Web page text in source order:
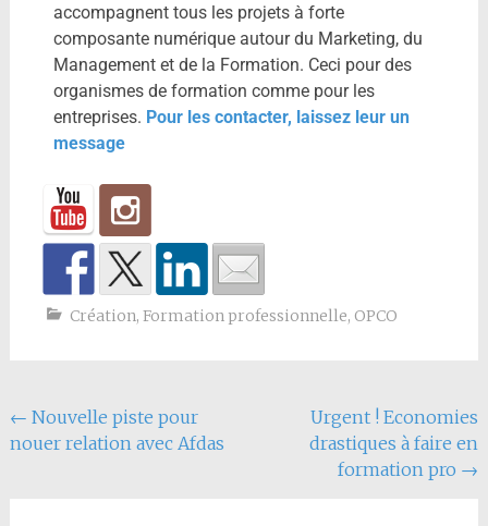
accompagnent tous les projets à forte
composante numérique autour du Marketing, du
Management et de la Formation. Ceci pour des
organismes de formation comme pour les
entreprises. Pour les contacter, laissez leur un
message
Création, Formation professionnelle, OPCO
← Nouvelle piste pour
nouer relation avec Afdas
Urgent ! Economies
drastiques à faire en
formation pro →